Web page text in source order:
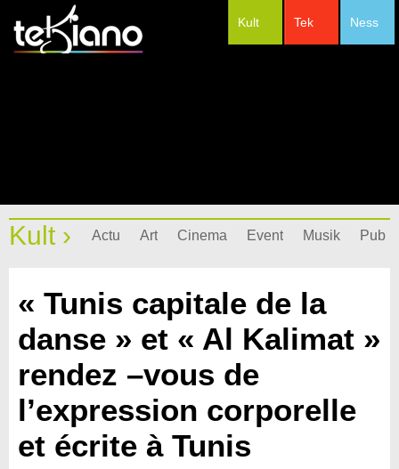
Ness
Tek
Kult
Kult › Actu Art Cinema Event Musik Pub
« Tunis capitale de la
danse » et « Al Kalimat »
rendez –vous de
l’expression corporelle
et écrite à Tunis